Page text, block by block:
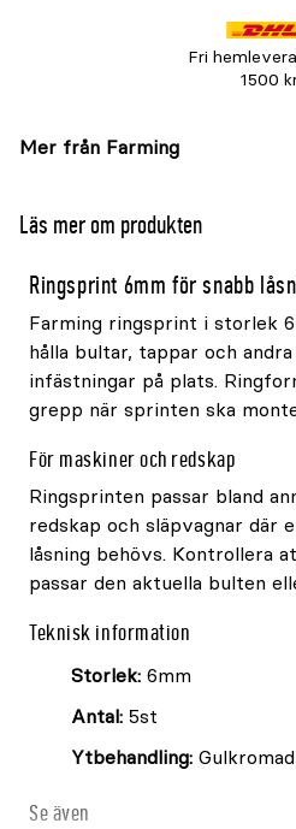
Fri
1500
Mer från Farming
Läs mer om produkten
Ringsprint 6mm för snabb
Farming ringsprint i storlek
hålla bultar, tappar och andra
infästningar på plats.
grepp när sprinten ska
För maskiner och redskap
Ringsprinten passar bland
redskap och släpvagnar där
låsning behövs. Kontrollera
passar den aktuella bulten
Teknisk information
Storlek: 6mm
Antal: 5st
Ytbehandling: Gulkromad
Se även